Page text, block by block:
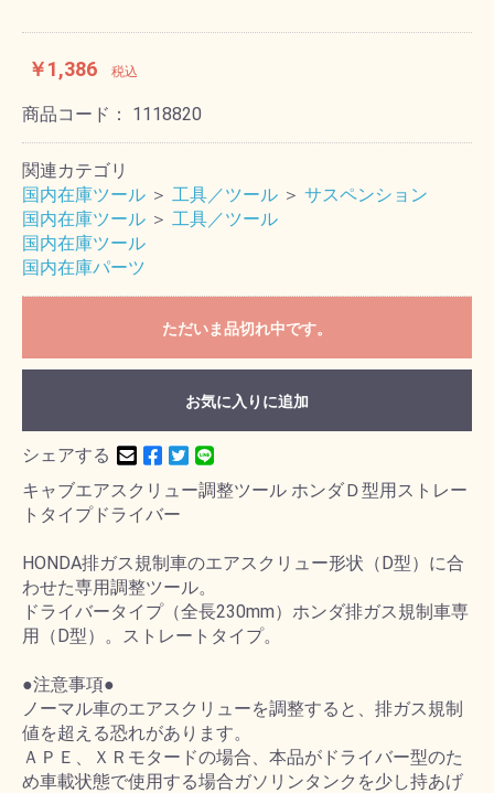
￥1,386 税込
商品コード： 1118820
関連カテゴリ
国内在庫ツール ＞ 工具／ツール ＞ サスペンション
国内在庫ツール ＞ 工具／ツール
国内在庫ツール
国内在庫パーツ
ただいま品切れ中です。
お気に入りに追加
シェアする
キャブエアスクリュー調整ツール ホンダＤ型用ストレー
トタイプドライバー
HONDA排ガス規制車のエアスクリュー形状（D型）に合
わせた専用調整ツール。
ドライバータイプ（全長230mm）ホンダ排ガス規制車専
用（D型）。ストレートタイプ。
●注意事項●
ノーマル車のエアスクリューを調整すると、排ガス規制
値を超える恐れがあります。
ＡＰＥ、ＸＲモタードの場合、本品がドライバー型のた
め車載状態で使用する場合ガソリンタンクを少し持あげ